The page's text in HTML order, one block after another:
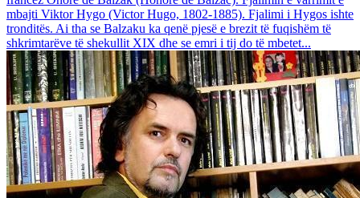
mbajti Viktor Hygo (Victor Hugo, 1802-1885). Fjalimi i Hygos ishte
tronditës. Ai tha se Balzaku ka qenë pjesë e brezit të fuqishëm të
shkrimtarëve të shekullit XIX dhe se emri i tij do të mbetet...